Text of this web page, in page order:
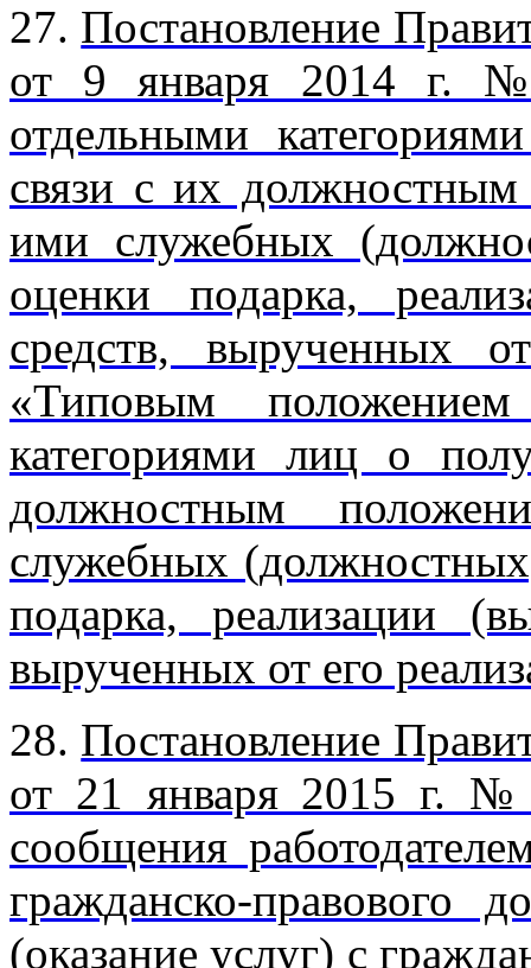
27. Постановление
от 9 января 2014 г.
отдельными
связи с их
ими служебных
оценки подарка,
средств, вырученных
«Типовым
категориями лиц о
должностным
служебных
подарка, реализации
вырученных от его
28. Постановление
от 21 января 2015 г.
сообщения
гражданско-правового
(оказание услуг) с